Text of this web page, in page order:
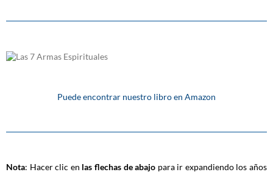
Puede encontrar nuestro libro en Amazon
Nota: Hacer clic en las flechas de abajo para ir expandiendo los años